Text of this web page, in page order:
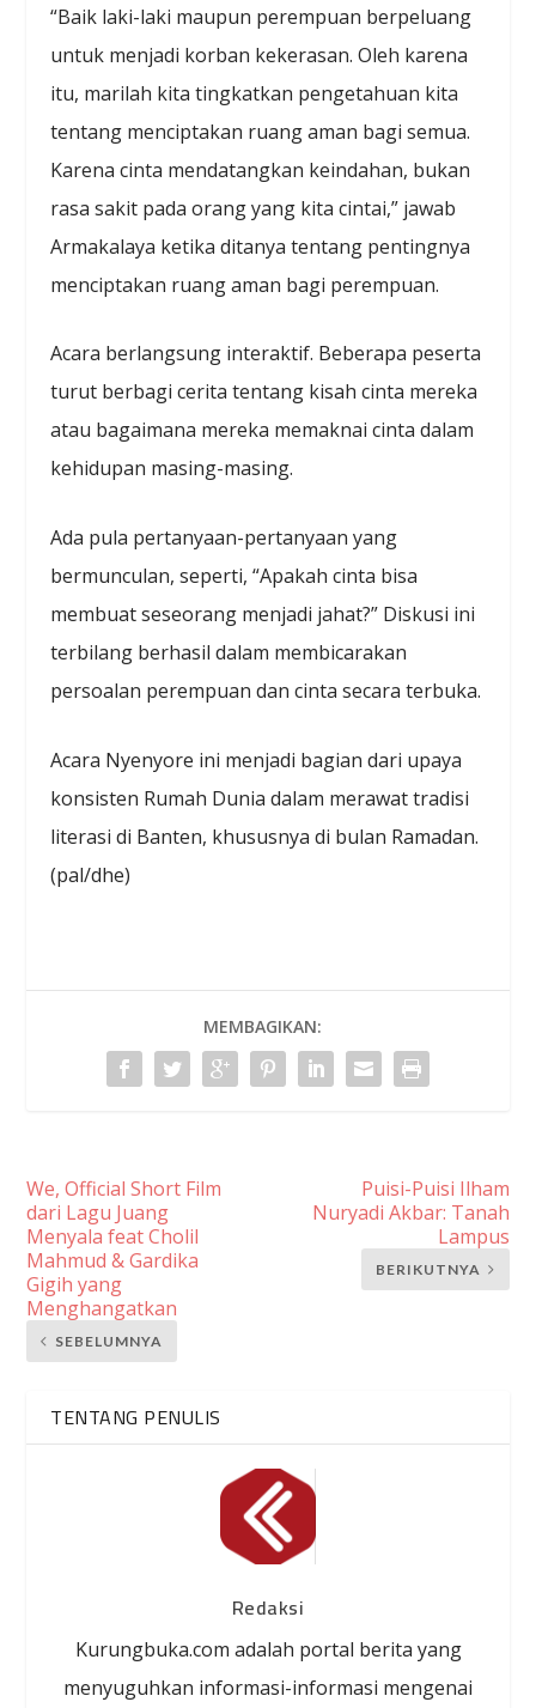
“Baik laki-laki maupun perempuan berpeluang
untuk menjadi korban kekerasan. Oleh karena
itu, marilah kita tingkatkan pengetahuan kita
tentang menciptakan ruang aman bagi semua.
Karena cinta mendatangkan keindahan, bukan
rasa sakit pada orang yang kita cintai,” jawab
Armakalaya ketika ditanya tentang pentingnya
menciptakan ruang aman bagi perempuan.
Acara berlangsung interaktif. Beberapa peserta
turut berbagi cerita tentang kisah cinta mereka
atau bagaimana mereka memaknai cinta dalam
kehidupan masing-masing.
Ada pula pertanyaan-pertanyaan yang
bermunculan, seperti, “Apakah cinta bisa
membuat seseorang menjadi jahat?” Diskusi ini
terbilang berhasil dalam membicarakan
persoalan perempuan dan cinta secara terbuka.
Acara Nyenyore ini menjadi bagian dari upaya
konsisten Rumah Dunia dalam merawat tradisi
literasi di Banten, khususnya di bulan Ramadan.
(pal/dhe)
MEMBAGIKAN:
We, Official Short Film
dari Lagu Juang
Menyala feat Cholil
Mahmud & Gardika
Gigih yang
Menghangatkan
SEBELUMNYA
Puisi-Puisi Ilham
Nuryadi Akbar: Tanah
Lampus
BERIKUTNYA
TENTANG PENULIS
Redaksi
Kurungbuka.com adalah portal berita yang
menyuguhkan informasi-informasi mengenai